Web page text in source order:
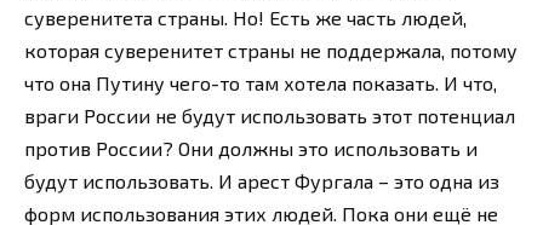
суверенитета страны. Но! Есть же часть людей,
которая суверенитет страны не поддержала, потому
что она Путину чего-то там хотела показать. И что,
враги России не будут использовать этот потенциал
против России? Они должны это использовать и
будут использовать. И арест Фургала – это одна из
форм использования этих людей. Пока они ещё не